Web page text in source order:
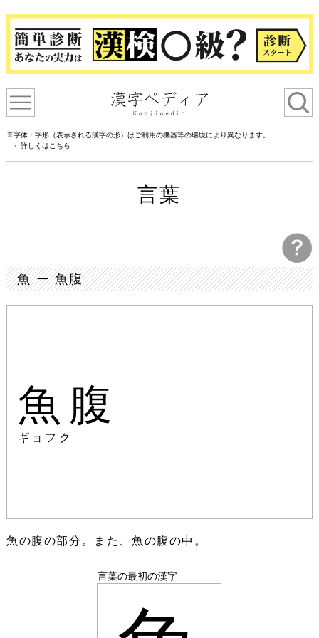
※字体・字形（表示される漢字の形）はご利用の機器等の環境により異なります。
詳しくはこちら
言葉
魚 ー 魚腹
魚腹
ギョフク
魚の腹の部分。また、魚の腹の中。
言葉の最初の漢字